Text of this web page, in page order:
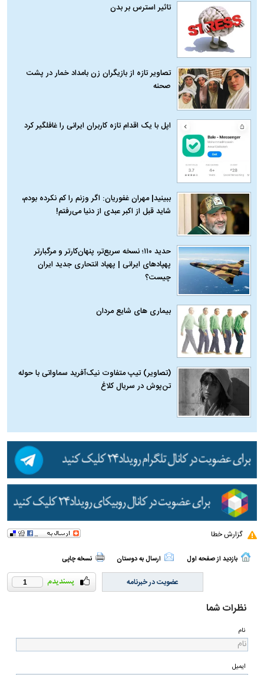
تاثیر استرس بر بدن
تصاویر تازه از بازیگران زن بامداد خمار در پشت
صحنه
اپل با یک اقدام تازه کاربران ایرانی را غافلگیر کرد
ببینید| مهران غفوریان: اگر وزنم را کم نکرده بودم،
شاید قبل از اکبر عبدی از دنیا می‌رفتم!
حدید ۱۱۰؛ نسخه سریع‌تر، پنهان‌کارتر و مرگبارتر
پهپادهای ایرانی | پهپاد انتحاری جدید ایران
چیست؟
بیماری‌ های شایع مردان
(تصاویر) تیپ متفاوت نیک‌آفرید سماواتی با حوله
تن‌پوش در سریال کلاغ
گزارش خطا
بازدید از صفحه اول ارسال به دوستان نسخه چاپی
1 عضویت در خبرنامه
نظرات شما
نام
ایمیل